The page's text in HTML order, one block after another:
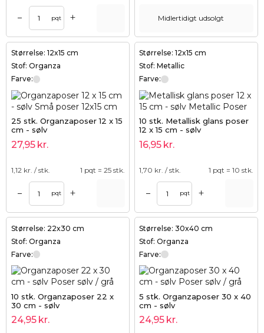
– pqt + Midlertidigt udsolgt
Størrelse: 12x15 cm
Stof: Organza
Farve:
25 stk. Organzaposer 12 x 15
cm - sølv
27,95 kr.
1,12 kr. / stk. 1 pqt = 25 stk.
– pqt +
Størrelse: 12x15 cm
Stof: Metallic
Farve:
10 stk. Metallisk glans poser
12 x 15 cm - sølv
16,95 kr.
1,70 kr. / stk. 1 pqt = 10 stk.
– pqt +
Størrelse: 22x30 cm
Stof: Organza
Farve:
10 stk. Organzaposer 22 x
30 cm - sølv
24,95 kr.
Størrelse: 30x40 cm
Stof: Organza
Farve:
5 stk. Organzaposer 30 x 40
cm - sølv
24,95 kr.